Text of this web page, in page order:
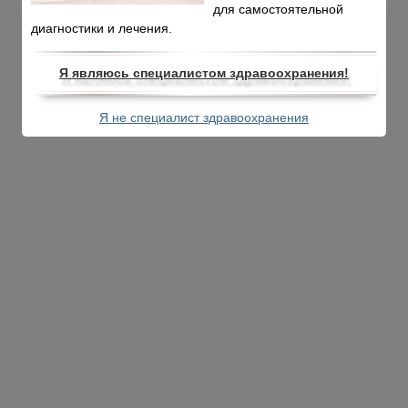
© 2026 Infertility School · © ИП Ермолович С. Ю.· © Конгресс-оператор
«Мединкон»·
· Дизайн и поддержка:
GoodwinPress.ru
для самостоятельной
диагностики и лечения.
Я являюсь специалистом здравоохранения!
Я не специалист здравоохранения